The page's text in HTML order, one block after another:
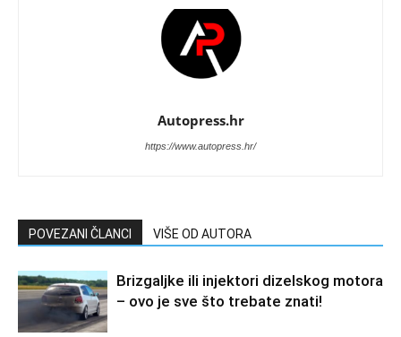
Autopress.hr
https://www.autopress.hr/
POVEZANI ČLANCI VIŠE OD AUTORA
Brizgaljke ili injektori dizelskog motora
– ovo je sve što trebate znati!